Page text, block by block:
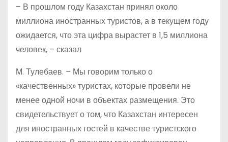
– В прошлом году Казахстан принял около
миллиона иностранных туристов, а в текущем году
ожидается, что эта цифра вырастет в 1,5 миллиона
человек, – сказал
М. Тулебаев. – Мы говорим только о
«качественных» туристах, которые провели не
менее одной ночи в объектах размещения. Это
свидетельствует о том, что Казахстан интересен
для иностранных гостей в качестве туристского